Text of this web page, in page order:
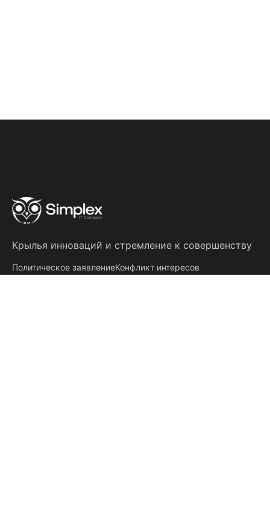
Крылья инноваций и стремление к совершенству
Политическое заявлениеКонфликт интересов